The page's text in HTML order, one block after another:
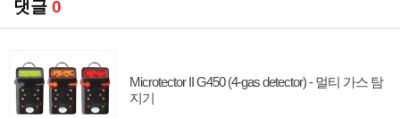
댓글 0
Microtector II G450 (4-gas detector) - 멀티 가스 탐
지기